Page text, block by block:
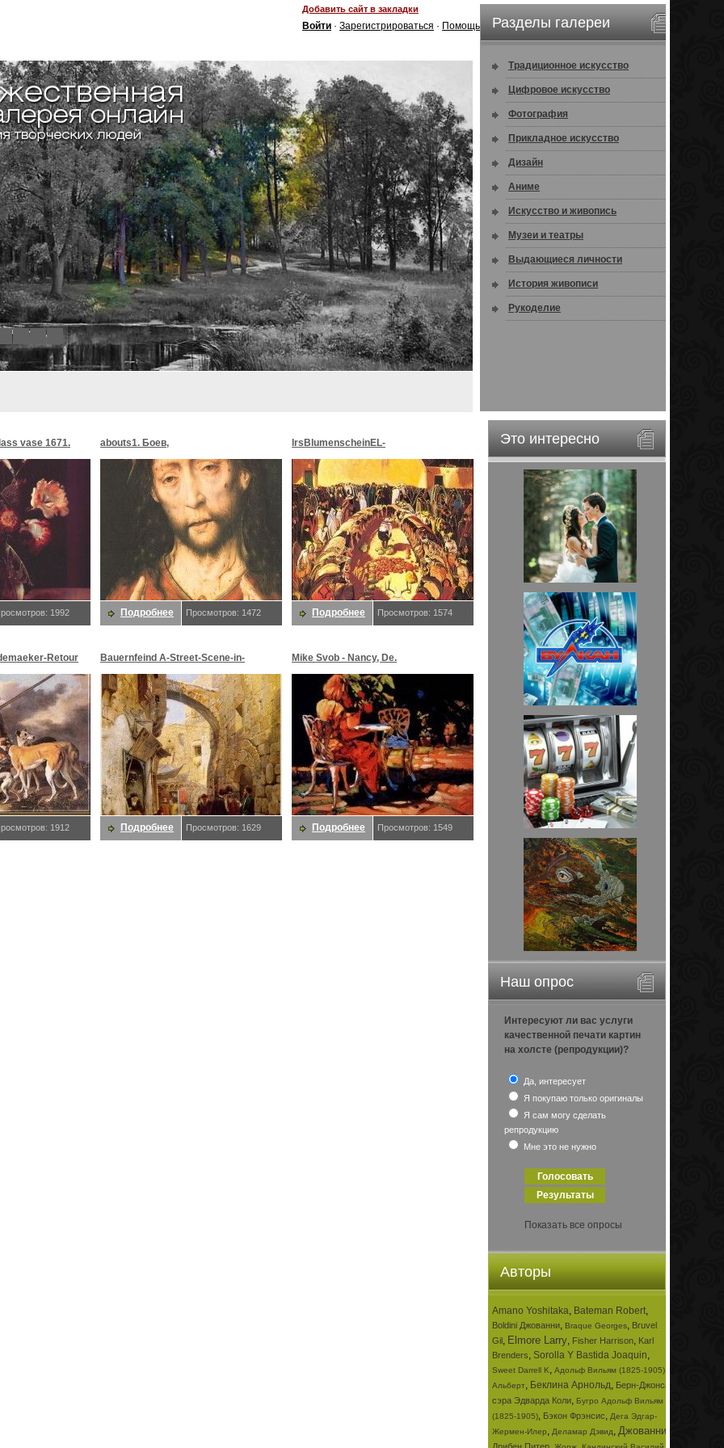
Добавить сайт в закладки
Войти · Зарегистрироваться · Помощь
8
Разделы галереи
Традиционное искусство
Цифровое искусство
Фотография
Прикладное искусство
Дизайн
Аниме
Искусство и живопись
Музеи и театры
Выдающиеся личности
История живописи
Рукоделие
Это интересно
Наш опрос
Интересуют ли вас услуги
качественной печати картин
на холсте (репродукции)?
Да, интересует
Я покупаю только оригиналы
Я сам могу сделать
репродукцию
Мне это не нужно
Показать все опросы
Авторы
Amano Yoshitaka, Bateman Robert,
Boldini Джованни, Braque Georges, Bruvel
Gil, Elmore Larry, Fisher Harrison, Karl
Brenders, Sorolla Y Bastida Joaquin,
Sweet Darrell K, Адольф Вильям (1825-1905)
Альберт, Беклина Арнольд, Берн-Джонса
сэра Эдварда Коли, Бугро Адольф Вильям
(1825-1905), Бэкон Фрэнсис, Дега Эдгар-
Жермен-Илер, Деламар Дэвид, Джованни
vase 1671.
1992
abouts1. Боев,
Подробнее Просмотров: 1472
lrsBlumenscheinEL-
MoonMorningstar&EveStar.
Blumenschein,
Подробнее Просмотров: 1574
Retour
1912
Bauernfeind A-Street-Scene-in-
Jerusalem-sj. Bauernfeind,
Подробнее Просмотров: 1629
Mike Svob - Nancy, De.
Подробнее Просмотров: 1549